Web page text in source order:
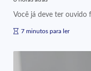
Você já deve ter ouvido
7 minutos para ler